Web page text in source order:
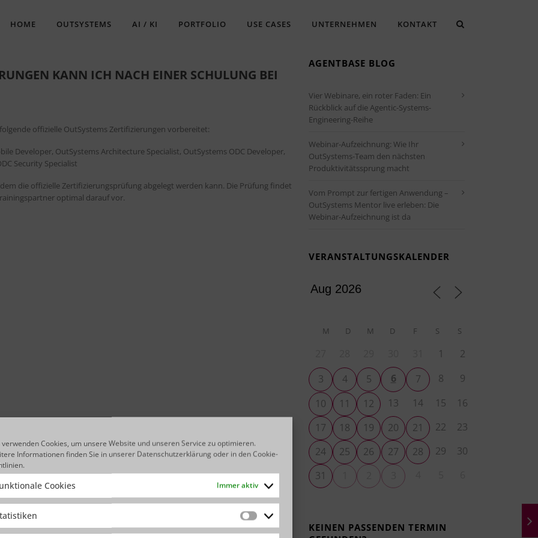
verwenden Cookies, um unsere Website und unseren Service zu optimieren.
Informationen finden Sie in unserer Datenschutzerklärung oder in denCookie-
.
Cookies Immer aktiv
Statistiken
HOME OUTSYSTEMS AI / KI PORTFOLIO USE CASES UNTERNEHMEN KONTAKT
KANN ICH NACH EINER SCHULUNG BEI
offizielle OutSystems Zertifizierungen vorbereitet:
Developer, OutSystems Architecture Specialist, OutSystems ODC Developer,
Security Specialist
die offizielle Zertifizierungsprüfung abgelegt werden kann. Die Prüfung findet
optimal darauf vor.
AGENTBASE BLOG
Vier Webinare, ein roter Faden: Ein
Rückblick auf die Agentic-Systems-
Engineering-Reihe
Webinar-Aufzeichnung: Wie Ihr
OutSystems-Team den nächsten
Produktivitätssprung macht
Vom Prompt zur fertigen Anwendung –
OutSystems Mentor live erleben: Die
Webinar-Aufzeichnung ist da
VERANSTALTUNGSKALENDER
M D M D F S S
1
2
3
4 5 6 7 8
9
10
11 12 13 14 15
16
17
18 19 20 21 22
23
24
25 26 27 28 29
30
31
KEINEN PASSENDEN TERMIN